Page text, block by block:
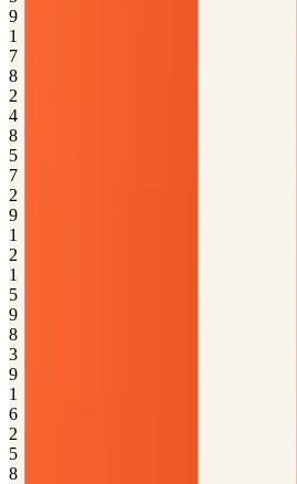
9
1
7
8
2
4
8
5
7
2
9
1
2
1
5
9
8
3
9
1
6
2
5
8